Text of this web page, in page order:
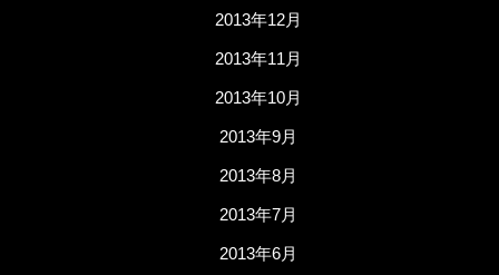
2013年12月
2013年11月
2013年10月
2013年9月
2013年8月
2013年7月
2013年6月